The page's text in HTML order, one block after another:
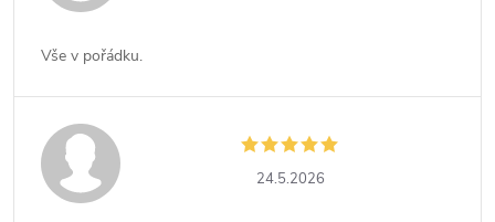
Vše v pořádku.
24.5.2026